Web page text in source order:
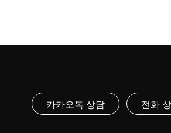
카카오톡 상담 전화